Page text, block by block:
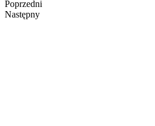
Poprzedni
Następny